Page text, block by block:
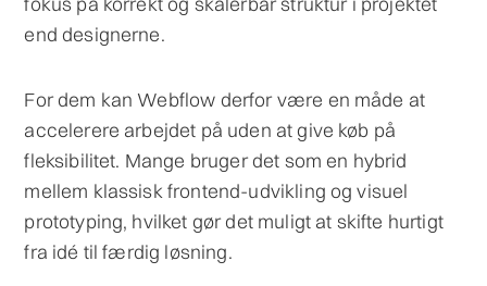
end designerne.
For dem kan Webflow derfor være en måde at
accelerere arbejdet på uden at give køb på
fleksibilitet. Mange bruger det som en hybrid
mellem klassisk frontend-udvikling og visuel
prototyping, hvilket gør det muligt at skifte hurtigt
fra idé til færdig løsning.